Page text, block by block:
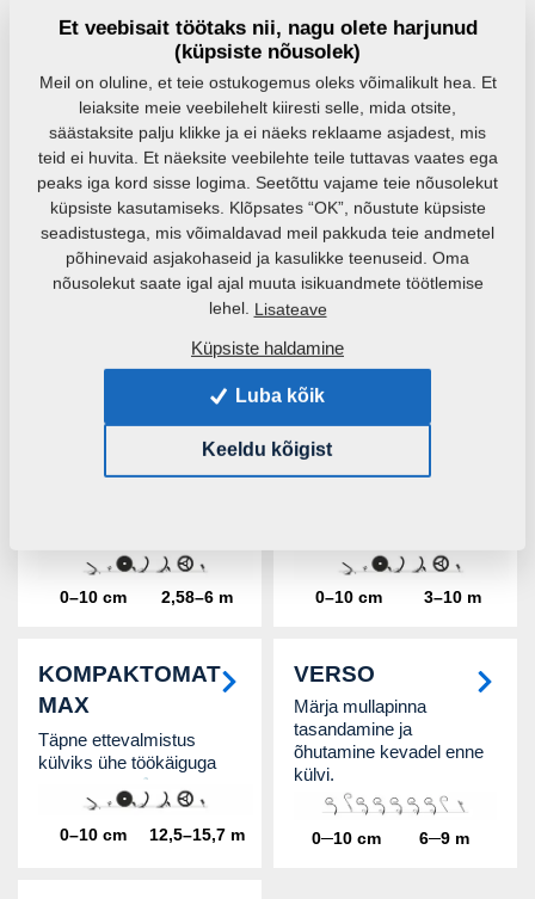
m
6–18 cm 3–3,5 m
DISKOMAT PS
Randaalimine kuni 18 cm
sügavuselt, intensiivse
mullasegamisega
6─18 cm 5─8,3 m
Külvikihi kultivaatorid
Külvivao täpne ettevalmistamine paljudes
KOMPAKTOMAT
0–10 cm 2,58–6 m
KOMPAKTOMAT
PS
0–10 cm 3–10 m
KOMPAKTOMAT
MAX
Täpne ettevalmistus
külviks ühe töökäiguga
0–10 cm 12,5–15,7 m
VERSO
Märja mullapinna
tasandamine ja
õhutamine kevadel enne
külvi.
0─10 cm 6─9 m
Et veebisait töötaks nii, nagu olete harjunud
(küpsiste nõusolek)
Meil on oluline, et teie ostukogemus oleks võimalikult hea. Et
leiaksite meie veebilehelt kiiresti selle, mida otsite,
säästaksite palju klikke ja ei näeks reklaame asjadest, mis
teid ei huvita. Et näeksite veebilehte teile tuttavas vaates ega
peaks iga kord sisse logima. Seetõttu vajame teie nõusolekut
küpsiste kasutamiseks. Klõpsates “OK”, nõustute küpsiste
seadistustega, mis võimaldavad meil pakkuda teie andmetel
põhinevaid asjakohaseid ja kasulikke teenuseid. Oma
nõusolekut saate igal ajal muuta isikuandmete töötlemise
lehel. Lisateave
Küpsiste haldamine
Luba kõik
Keeldu kõigist